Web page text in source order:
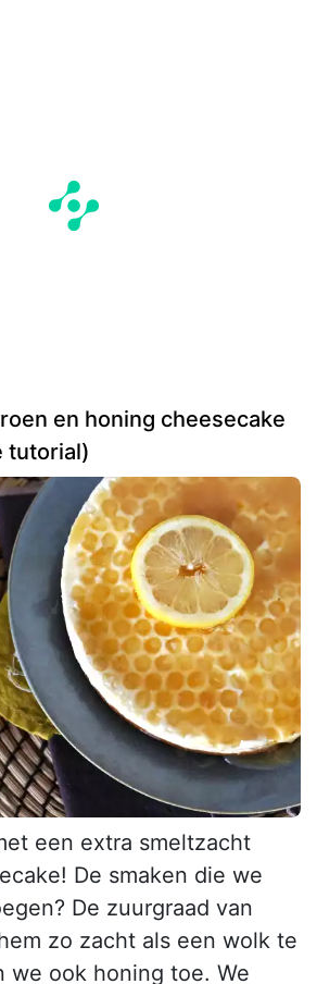
en honing cheesecake
tutorial)
een extra smeltzacht
De smaken die we
De zuurgraad van
zo zacht als een wolk te
we ook honing toe. We